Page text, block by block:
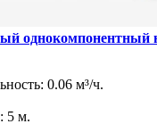
однокомпонентный
0.06 м³/ч.
5 м.